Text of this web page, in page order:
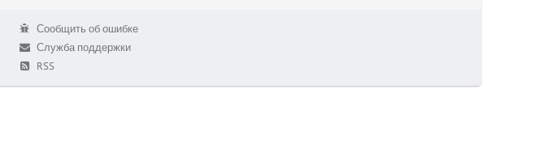
Сообщить об ошибке
Служба поддержки
RSS